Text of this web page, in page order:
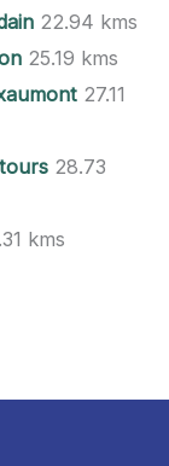
22.94 kms
25.19 kms
27.11
28.73
kms